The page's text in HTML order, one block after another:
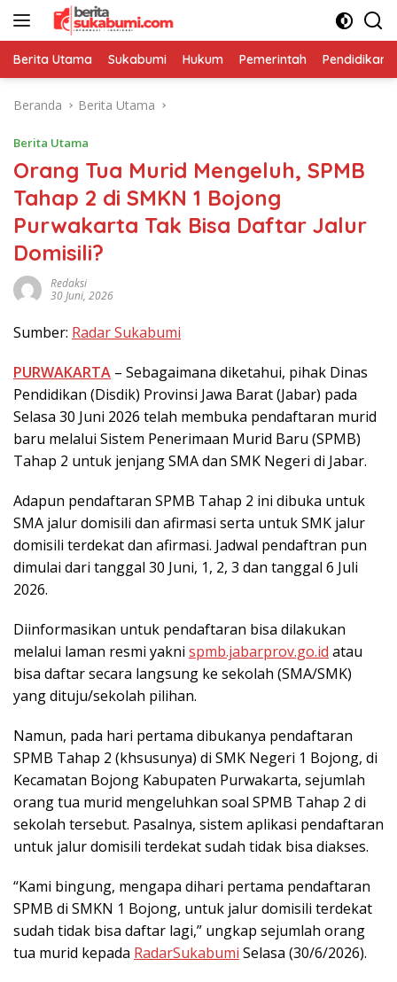
Langsung
Berita Utama Sukabumi Hukum Pemerintah Pendidikan
Beranda Berita Utama
Berita Utama
Orang Tua Murid Mengeluh, SPMB
Tahap 2 di SMKN 1 Bojong
Purwakarta Tak Bisa Daftar Jalur
Domisili?
Redaksi
30 Juni, 2026
Sumber: Radar Sukabumi
PURWAKARTA – Sebagaimana diketahui, pihak Dinas
Pendidikan (Disdik) Provinsi Jawa Barat (Jabar) pada
Selasa 30 Juni 2026 telah membuka pendaftaran murid
baru melalui Sistem Penerimaan Murid Baru (SPMB)
Tahap 2 untuk jenjang SMA dan SMK Negeri di Jabar.
Adapun pendaftaran SPMB Tahap 2 ini dibuka untuk
SMA jalur domisili dan afirmasi serta untuk SMK jalur
domisili terdekat dan afirmasi. Jadwal pendaftran pun
dimulai dari tanggal 30 Juni, 1, 2, 3 dan tanggal 6 Juli
2026.
Diinformasikan untuk pendaftaran bisa dilakukan
melalui laman resmi yakni spmb.jabarprov.go.id atau
bisa daftar secara langsung ke sekolah (SMA/SMK)
yang dituju/sekolah pilihan.
Namun, pada hari pertama dibukanya pendaftaran
SPMB Tahap 2 (khsusunya) di SMK Negeri 1 Bojong, di
Kecamatan Bojong Kabupaten Purwakarta, sejumlah
orang tua murid mengeluhkan soal SPMB Tahap 2 di
sekolah tersebut. Pasalnya, sistem aplikasi pendaftaran
untuk jalur domisili terdekat sudah tidak bisa diakses.
“Kami bingung, mengapa dihari pertama pendaftaran
SPMB di SMKN 1 Bojong, untuk jalur domisili terdekat
sudah tidak bisa daftar lagi,” ungkap sejumlah orang
tua murid kepada RadarSukabumi Selasa (30/6/2026).